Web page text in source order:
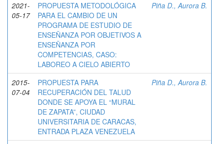
2021-
05-17
PROPUESTA METODOLÓGICA
PARA EL CAMBIO DE UN
PROGRAMA DE ESTUDIO DE
ENSEÑANZA POR OBJETIVOS A
ENSEÑANZA POR
COMPETENCIAS, CASO:
LABOREO A CIELO ABIERTO
Piña D., Aurora B.
2015-
07-04
PROPUESTA PARA
RECUPERACIÓN DEL TALUD
DONDE SE APOYA EL “MURAL
DE ZAPATA”, CIUDAD
UNIVERSITARIA DE CARACAS,
ENTRADA PLAZA VENEZUELA
Piña D., Aurora B.